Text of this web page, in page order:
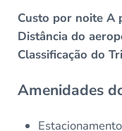
Custo por noite A
Distância do
Classificação do
Amenidades